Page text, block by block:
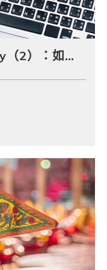
商用 e-mail 下筆 so easy（2）：如何結尾？